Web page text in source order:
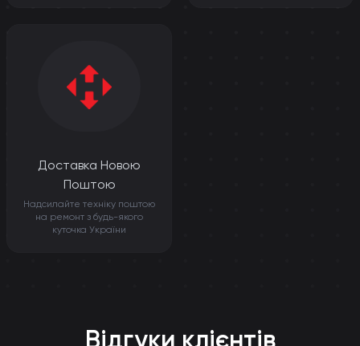
Доставка Новою
Поштою
Надсилайте техніку поштою
на ремонт з будь-якого
куточка України
Відгуки клієнтів